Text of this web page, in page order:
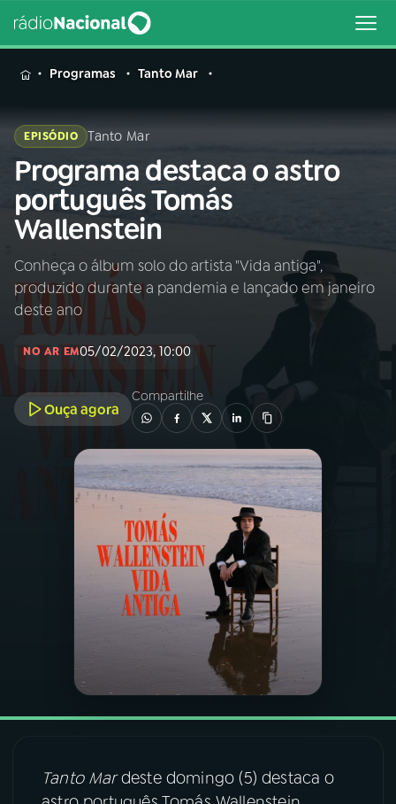
MENU
Buscar
na
Rádio
Nacional
Buscar
AO VIVO
PROGRAMAS
PODCASTS
VIDEOCASTS
ACOMPANHE A RÁDIO NACIONAL
Programas Tanto Mar
EPISÓDIO Tanto Mar
Programa destaca o astro
português Tomás
Wallenstein
Conheça o álbum solo do artista "Vida antiga",
produzido durante a pandemia e lançado em janeiro
deste ano
NO AR EM05/02/2023, 10:00
Ouça agora
Compartilhe
Tanto Mardeste domingo (5) destaca o